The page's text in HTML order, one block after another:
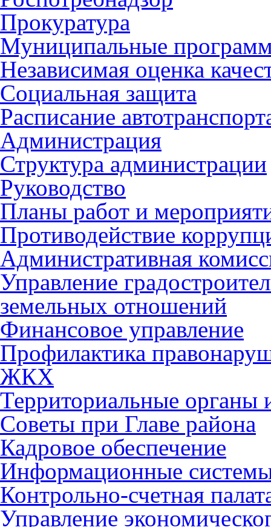
Прокуратура
Муниципальные
Независимая оценка
Социальная защита
Расписание
Администрация
Структура администрации
Руководство
Планы работ и
Противодействие
Административная
Управление
земельных отношений
Финансовое управление
Профилактика
ЖКХ
Территориальные органы
Советы при Главе района
Кадровое обеспечение
Информационные
Контрольно-счетная
Управление